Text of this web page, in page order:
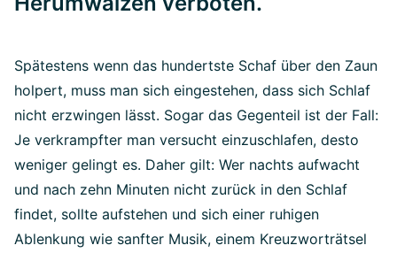
Spätestens wenn das hundertste Schaf über den Zaun
holpert, muss man sich eingestehen, dass sich Schlaf
nicht erzwingen lässt. Sogar das Gegenteil ist der Fall:
Je verkrampfter man versucht einzuschlafen, desto
weniger gelingt es. Daher gilt: Wer nachts aufwacht
und nach zehn Minuten nicht zurück in den Schlaf
findet, sollte aufstehen und sich einer ruhigen
Ablenkung wie sanfter Musik, einem Kreuzworträtsel